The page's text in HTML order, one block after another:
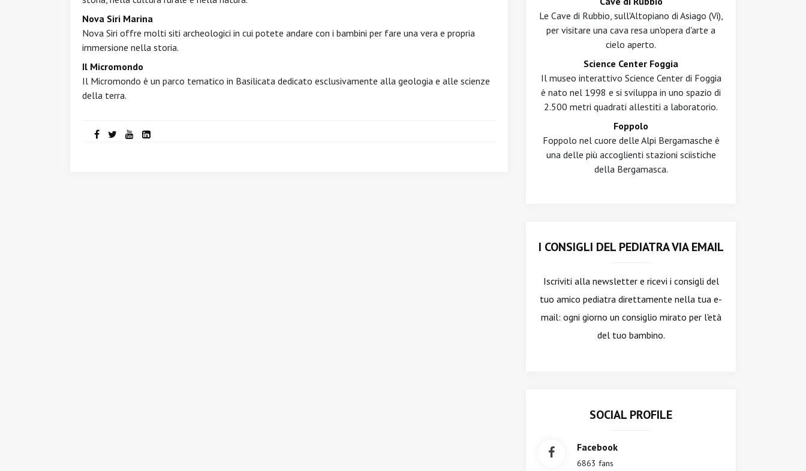
Nova Siri Marina
Nova Siri offre molti siti archeologici in cui potete andare con i bambini per fare una vera e propria
immersione nella storia.
Il Micromondo
Il Micromondo è un parco tematico in Basilicata dedicato esclusivamente alla geologia e alle scienze
della terra.
Le Cave di Rubbio, sull'Altopiano di Asiago (Vi),
per visitare una cava resa un'opera d'arte a
cielo aperto.
Science Center Foggia
Il museo interattivo Science Center di Foggia
è nato nel 1998 e si sviluppa in uno spazio di
2.500 metri quadrati allestiti a laboratorio.
Foppolo
Foppolo nel cuore delle Alpi Bergamasche è
una delle più accoglienti stazioni sciistiche
della Bergamasca.
I CONSIGLI DEL PEDIATRA VIA EMAIL
Iscriviti alla newslettere ricevi i consigli del
tuo amico pediatra direttamente nella tua e-
mail: ogni giorno un consiglio mirato per l'età
del tuo bambino.
SOCIAL PROFILE
Facebook
6863 fans